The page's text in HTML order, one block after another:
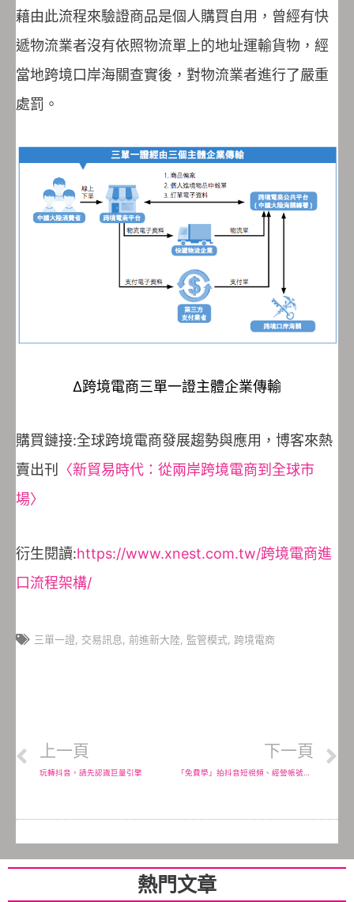
藉由此流程來驗證商品是個人購買自用，曾經有快
遞物流業者沒有依照物流單上的地址運輸貨物，經
當地跨境口岸海關查實後，對物流業者進行了嚴重
處罰。
Δ跨境電商三單一證主體企業傳輸
購買鏈接:全球跨境電商發展趨勢與應用，博客來熱
賣出刊
〈新貿易時代：從兩岸跨境電商到全球市
場〉
衍生閱讀:https://www.xnest.com.tw/跨境電商進
口流程架構/
三單一證, 交易訊息, 前進新大陸, 監管模式, 跨境電商
上一頁
玩轉抖音，請先認識巨量引擎
下一頁
「免費學」拍抖音短視頻、經營帳號技巧哪裡找?
熱門文章